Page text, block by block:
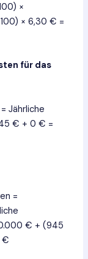
×
× 6,30 € =
für das
Jährliche
€ + 0 € =
=
€ + (945
€